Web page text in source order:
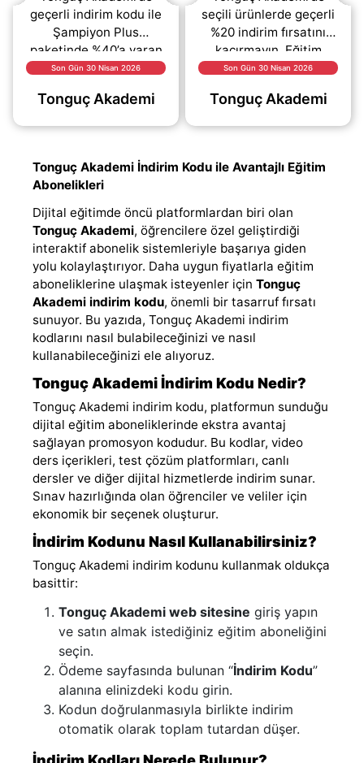
geçerli indirim kodu ile
Şampiyon Plus
paketinde %40’a varan
avantajlardan
Online eğitim
(daha&helliip;)
Son Gün 30 Nisan 2026
Tonguç Akademi
seçili ürünlerde geçerli
%20 indirim fırsatını
kaçırmayın. Eğitim
materyalleri, soru
kaynaklarında geçerli
Son Gün 30 Nisan 2026
Tonguç Akademi
Tonguç Akademi İndirim Kodu ile Avantajlı Eğitim
Abonelikleri
Dijital eğitimde öncü platformlardan biri olan
Tonguç Akademi, öğrencilere özel geliştirdiği
interaktif abonelik sistemleriyle başarıya giden
yolu kolaylaştırıyor. Daha uygun fiyatlarla eğitim
aboneliklerine ulaşmak isteyenler için Tonguç
Akademi indirim kodu, önemli bir tasarruf fırsatı
sunuyor. Bu yazıda, Tonguç Akademi indirim
kodlarını nasıl bulabileceğinizi ve nasıl
kullanabileceğinizi ele alıyoruz.
Tonguç Akademi İndirim Kodu Nedir?
Tonguç Akademi indirim kodu, platformun sunduğu
dijital eğitim aboneliklerinde ekstra avantaj
sağlayan promosyon kodudur. Bu kodlar, video
ders içerikleri, test çözüm platformları, canlı
dersler ve diğer dijital hizmetlerde indirim sunar.
Sınav hazırlığında olan öğrenciler ve veliler için
ekonomik bir seçenek oluşturur.
İndirim Kodunu Nasıl Kullanabilirsiniz?
Tonguç Akademi indirim kodunu kullanmak oldukça
basittir:
Tonguç Akademi web sitesine giriş yapın
ve satın almak istediğiniz eğitim aboneliğini
seçin.
Ödeme sayfasında bulunan “İndirim Kodu”
alanına elinizdeki kodu girin.
Kodun doğrulanmasıyla birlikte indirim
otomatik olarak toplam tutardan düşer.